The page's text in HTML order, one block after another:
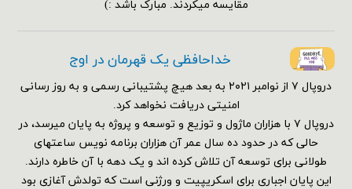
مقایسه میکردند. مبارک باشد :)
خداحافظی یک قهرمان در اوج
دروپال ۷ از نوامبر ۲۰۲۱ به بعد هیچ پشتیبانی رسمی و به روز رسانی
امنیتی دریافت نخواهد کرد.
دروپال ۷ با هزاران ماژول و توزیع و توسعه و پروژه به پایان میرسد، در
حالی که در حدود ده سال عمر آن هزاران برنامه نویس ساعتهای
طولانی برای توسعه آن تلاش کرده اند و یک دهه با آن خاطره دارند.
این پایان اجباری برای اسکریپیت و ورژنی است که تولدش آغازی بود